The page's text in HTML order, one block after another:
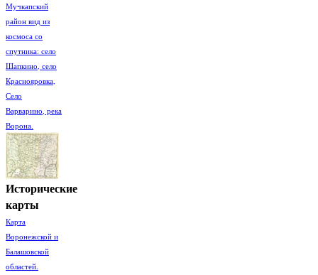
Мучкапский
район вид из
космоса со
спутника: село
Шапкино, село
Краснояровка,
Село
Варварино, река
Ворона.
Исторические
карты
Карта
Воронежской и
Балашовской
областей.